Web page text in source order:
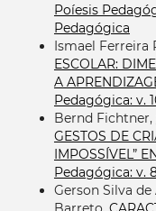
Poíesis
Pedagógica
Ismael Ferreira
ESCOLAR:
A
Pedagógica: v.
Bernd Fichtner,
GESTOS DE
IMPOSSÍVEL”
Pedagógica: v.
Gerson Silva